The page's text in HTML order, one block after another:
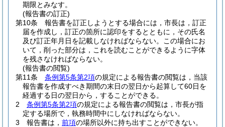
期限とみなす。
(報告書の訂正)
第10条
報告書を訂正しようとする場合には，市長は，訂正
届を作成し，訂正の箇所に認印をするとともに，その氏名
及び訂正年月日を記載しなければならない。
この場合にお
いて，削った部分は，これを読むことができるように字体
を残さなければならない。
(報告書の閲覧)
第11条
条例第5条第2項の規定による報告書の閲覧は，当該
報告書を作成すべき期間の末日の翌日から起算して60日を
経過する日の翌日から，することができる。
2
条例第5条第2項の規定による報告書の閲覧は，市長が指
定する場所で，執務時間中にしなければならない。
3
報告書は， 前項の場所以外に持ち出すことができない。